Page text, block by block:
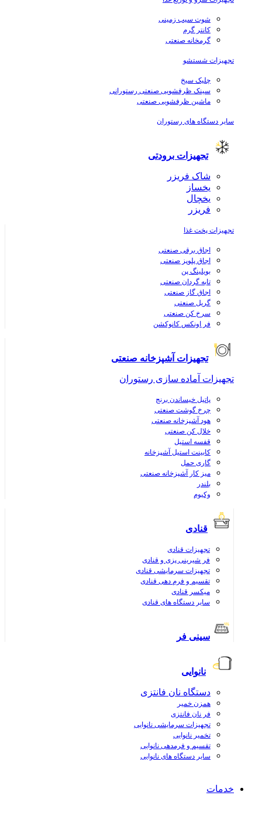
شوت سیب زمینی
کانتر گرم
گرمخانه صنعتی
تجهیزات شستشو
چلیک سیخ
سینک ظرفشویی صنعتی رستورانی
ماشین ظرفشویی صنعتی
سایر دستگاه های رستوران
تجهیزات برودتی
شاک فریزر
یخساز
یخچال
فریزر
تجهیزات پخت غذا
اجاق برقی صنعتی
اجاق پلوپز صنعتی
بویلینگ پن
تابه گردان صنعتی
اجاق گاز صنعتی
گریل صنعتی
سرخ کن صنعتی
فر اونکس کانوکشن
تجهیزات آشپزخانه صنعتی
تجهیزات آماده سازی رستوران
پاتیل خیساندن برنج
چرخ گوشت صنعتی
هود آشپزخانه صنعتی
خلال کن صنعتی
قفسه استیل
کابینت استیل آشپزخانه
گاری حمل
میز کار آشپزخانه صنعتی
بلندر
وکیوم
قنادی
تجهیزات قنادی
فر شیرینی پزی و قنادی
تجهیزات سرمایشی قنادی
تقسیم و فرم دهی قنادی
میکسر قنادی
سایر دستگاه های قنادی
سینی فر
نانوایی
دستگاه نان فانتزی
همزن خمیر
فر نان فانتزی
تجهیزات سرمایشی نانوایی
تخمیر نانوایی
تقسیم و فرمدهی نانوایی
سایر دستگاه های نانوایی
خدمات